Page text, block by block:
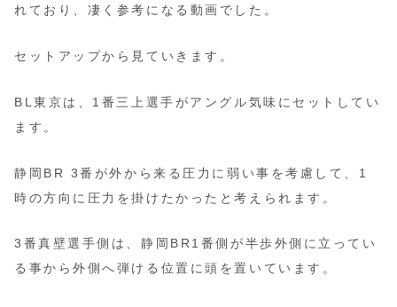
れており、凄く参考になる動画でした。
セットアップから見ていきます。
BL東京は、1番三上選手がアングル気味にセットしてい
ます。
静岡BR 3番が外から来る圧力に弱い事を考慮して、1
時の方向に圧力を掛けたかったと考えられます。
3番真壁選手側は、静岡BR1番側が半歩外側に立ってい
る事から外側へ弾ける位置に頭を置いています。